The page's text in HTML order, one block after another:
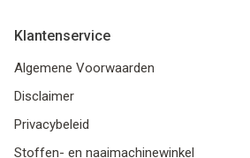
Klantenservice
Algemene Voorwaarden
Disclaimer
Privacybeleid
Stoffen- en naaimachinewinkel